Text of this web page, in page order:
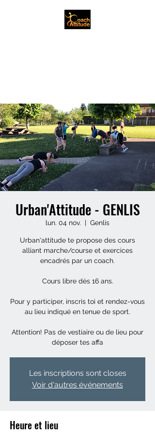
Christophe Gerbet
Urban'Attitude - GENLIS
lun. 04 nov.
  |
Genlis
Urban'attitude te propose des cours
alliant marche/course et exercices
encadrés par un coach.
Cours libre dès 16 ans.
Pour y participer, inscris toi et rendez-vous
au lieu indiqué en tenue de sport.
Attention! Pas de vestiaire ou de lieu pour
déposer tes affa
Les inscriptions sont closes
Voir d'autres événements
Heure et lieu